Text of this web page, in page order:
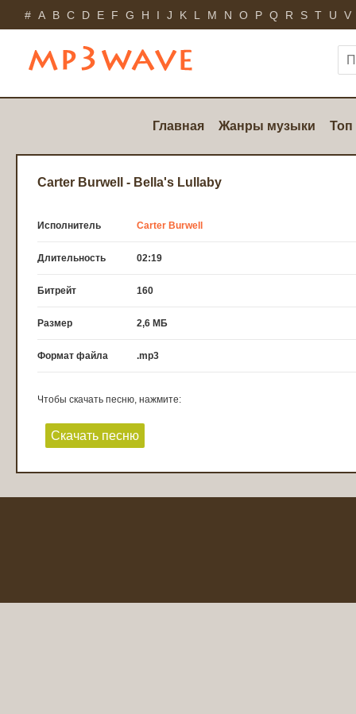
# A B C D E F G H I J K L M N O P Q R S T U V
Главная Жанры музыки Топ
Carter Burwell - Bella's Lullaby
Исполнитель Carter Burwell
Длительность 02:19
Битрейт 160
Размер 2,6 МБ
Формат файла .mp3
Чтобы скачать песню, нажмите:
Скачать песню